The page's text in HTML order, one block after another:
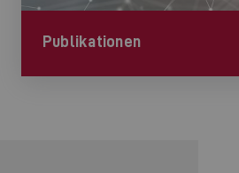
Publikationen